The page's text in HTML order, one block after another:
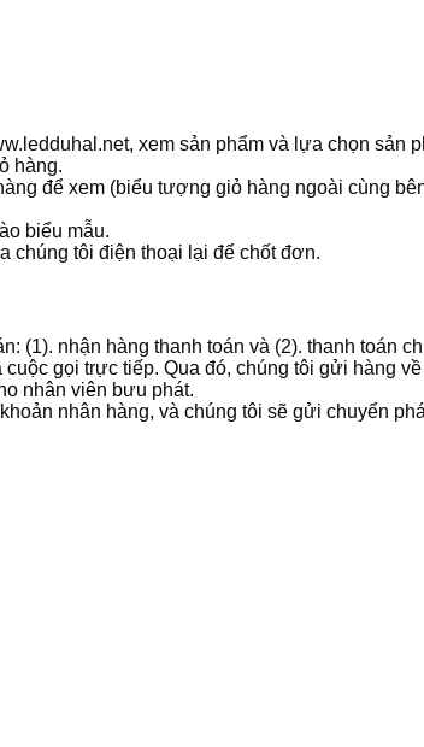
xem sản phẩm và lựa chọn sản
hàng.
để xem (biểu tượng giỏ hàng ngoài cùng
biểu mẫu.
chúng tôi điện thoại lại để chốt đơn.
(1). nhận hàng thanh toán và (2). thanh toán
gọi trực tiếp. Qua đó, chúng tôi gửi hàng
nhân viên bưu phát.
nhân hàng, và chúng tôi sẽ gửi chuyển